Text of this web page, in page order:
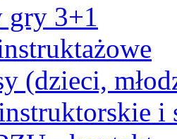
gry 3+1
(dzieci,
i